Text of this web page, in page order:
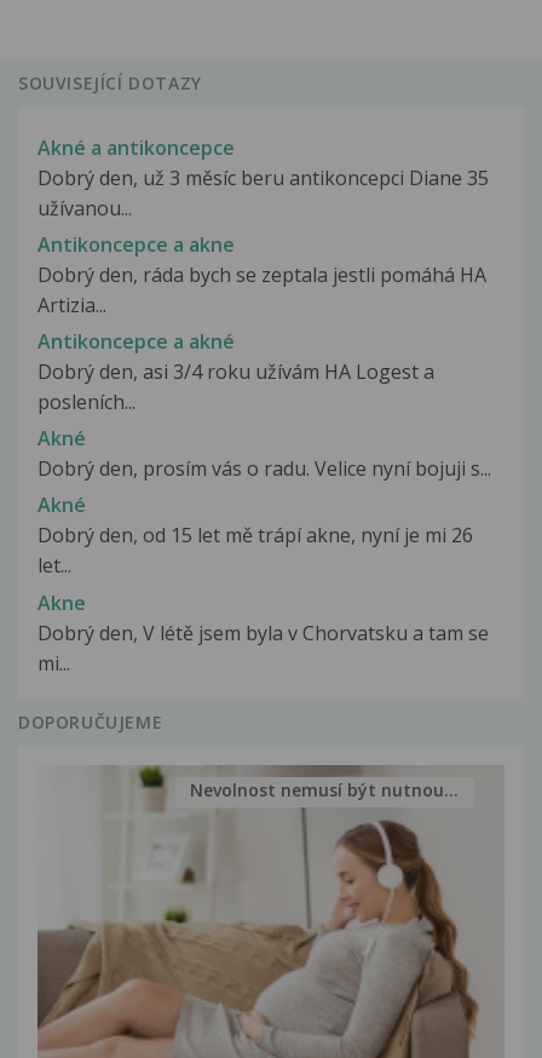
SOUVISEJÍCÍ DOTAZY
Akné a antikoncepce
Dobrý den, už 3 měsíc beru antikoncepci Diane 35
užívanou...
Antikoncepce a akne
Dobrý den, ráda bych se zeptala jestli pomáhá HA
Artizia...
Antikoncepce a akné
Dobrý den, asi 3/4 roku užívám HA Logest a
posleních...
Akné
Dobrý den, prosím vás o radu. Velice nyní bojuji s...
Akné
Dobrý den, od 15 let mě trápí akne, nyní je mi 26
let...
Akne
Dobrý den, V létě jsem byla v Chorvatsku a tam se
mi...
DOPORUČUJEME
Nevolnost nemusí být nutnou...